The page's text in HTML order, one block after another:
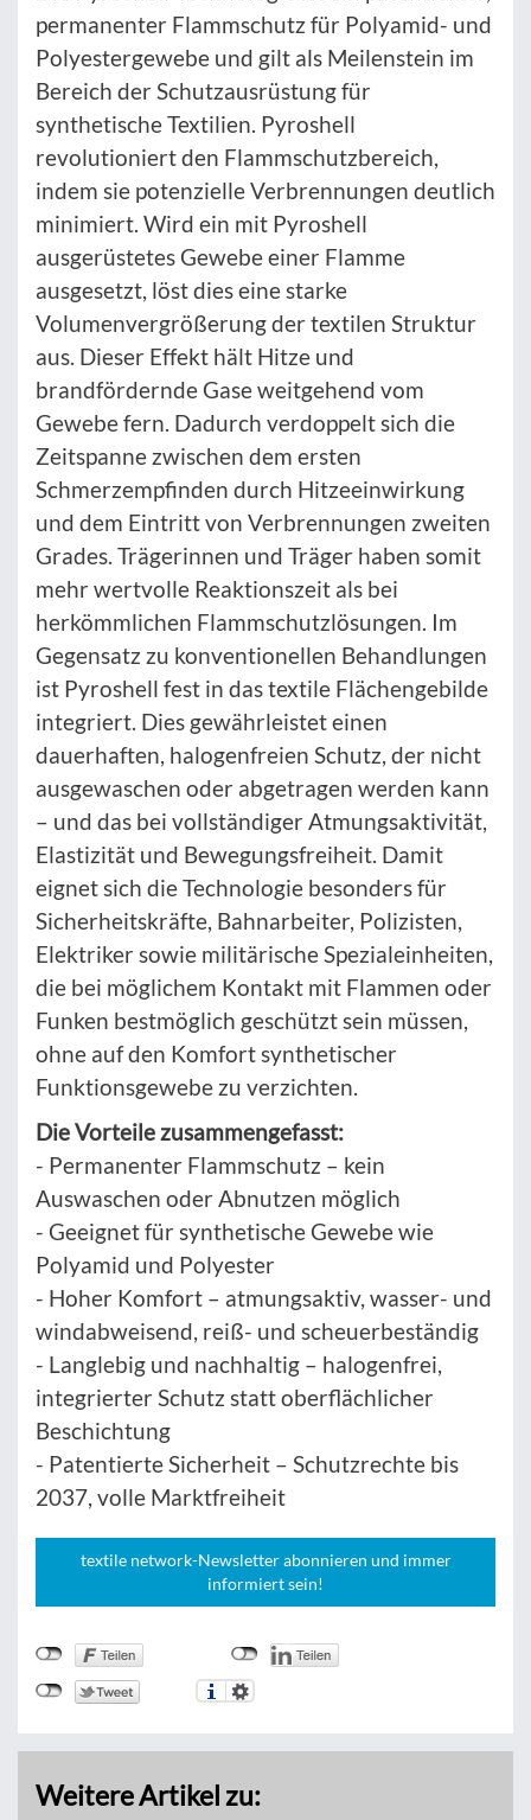
permanenter Flammschutz für Polyamid- und
Polyestergewebe und gilt als Meilenstein im
Bereich der Schutzausrüstung für
synthetische Textilien. Pyroshell
revolutioniert den Flammschutzbereich,
indem sie potenzielle Verbrennungen deutlich
minimiert. Wird ein mit Pyroshell
ausgerüstetes Gewebe einer Flamme
ausgesetzt, löst dies eine starke
Volumenvergrößerung der textilen Struktur
aus. Dieser Effekt hält Hitze und
brandfördernde Gase weitgehend vom
Gewebe fern. Dadurch verdoppelt sich die
Zeitspanne zwischen dem ersten
Schmerzempfinden durch Hitzeeinwirkung
und dem Eintritt von Verbrennungen zweiten
Grades. Trägerinnen und Träger haben somit
mehr wertvolle Reaktionszeit als bei
herkömmlichen Flammschutzlösungen. Im
Gegensatz zu konventionellen Behandlungen
ist Pyroshell fest in das textile Flächengebilde
integriert. Dies gewährleistet einen
dauerhaften, halogenfreien Schutz, der nicht
ausgewaschen oder abgetragen werden kann
– und das bei vollständiger Atmungsaktivität,
Elastizität und Bewegungsfreiheit. Damit
eignet sich die Technologie besonders für
Sicherheitskräfte, Bahnarbeiter, Polizisten,
Elektriker sowie militärische Spezialeinheiten,
die bei möglichem Kontakt mit Flammen oder
Funken bestmöglich geschützt sein müssen,
ohne auf den Komfort synthetischer
Funktionsgewebe zu verzichten.
Die Vorteile zusammengefasst:
- Permanenter Flammschutz – kein
Auswaschen oder Abnutzen möglich
- Geeignet für synthetische Gewebe wie
Polyamid und Polyester
- Hoher Komfort – atmungsaktiv, wasser- und
windabweisend, reiß- und scheuerbeständig
- Langlebig und nachhaltig – halogenfrei,
integrierter Schutz statt oberflächlicher
Beschichtung
- Patentierte Sicherheit – Schutzrechte bis
2037, volle Marktfreiheit
textile network-Newsletter abonnieren und immer
informiert sein!
Weitere Artikel zu: